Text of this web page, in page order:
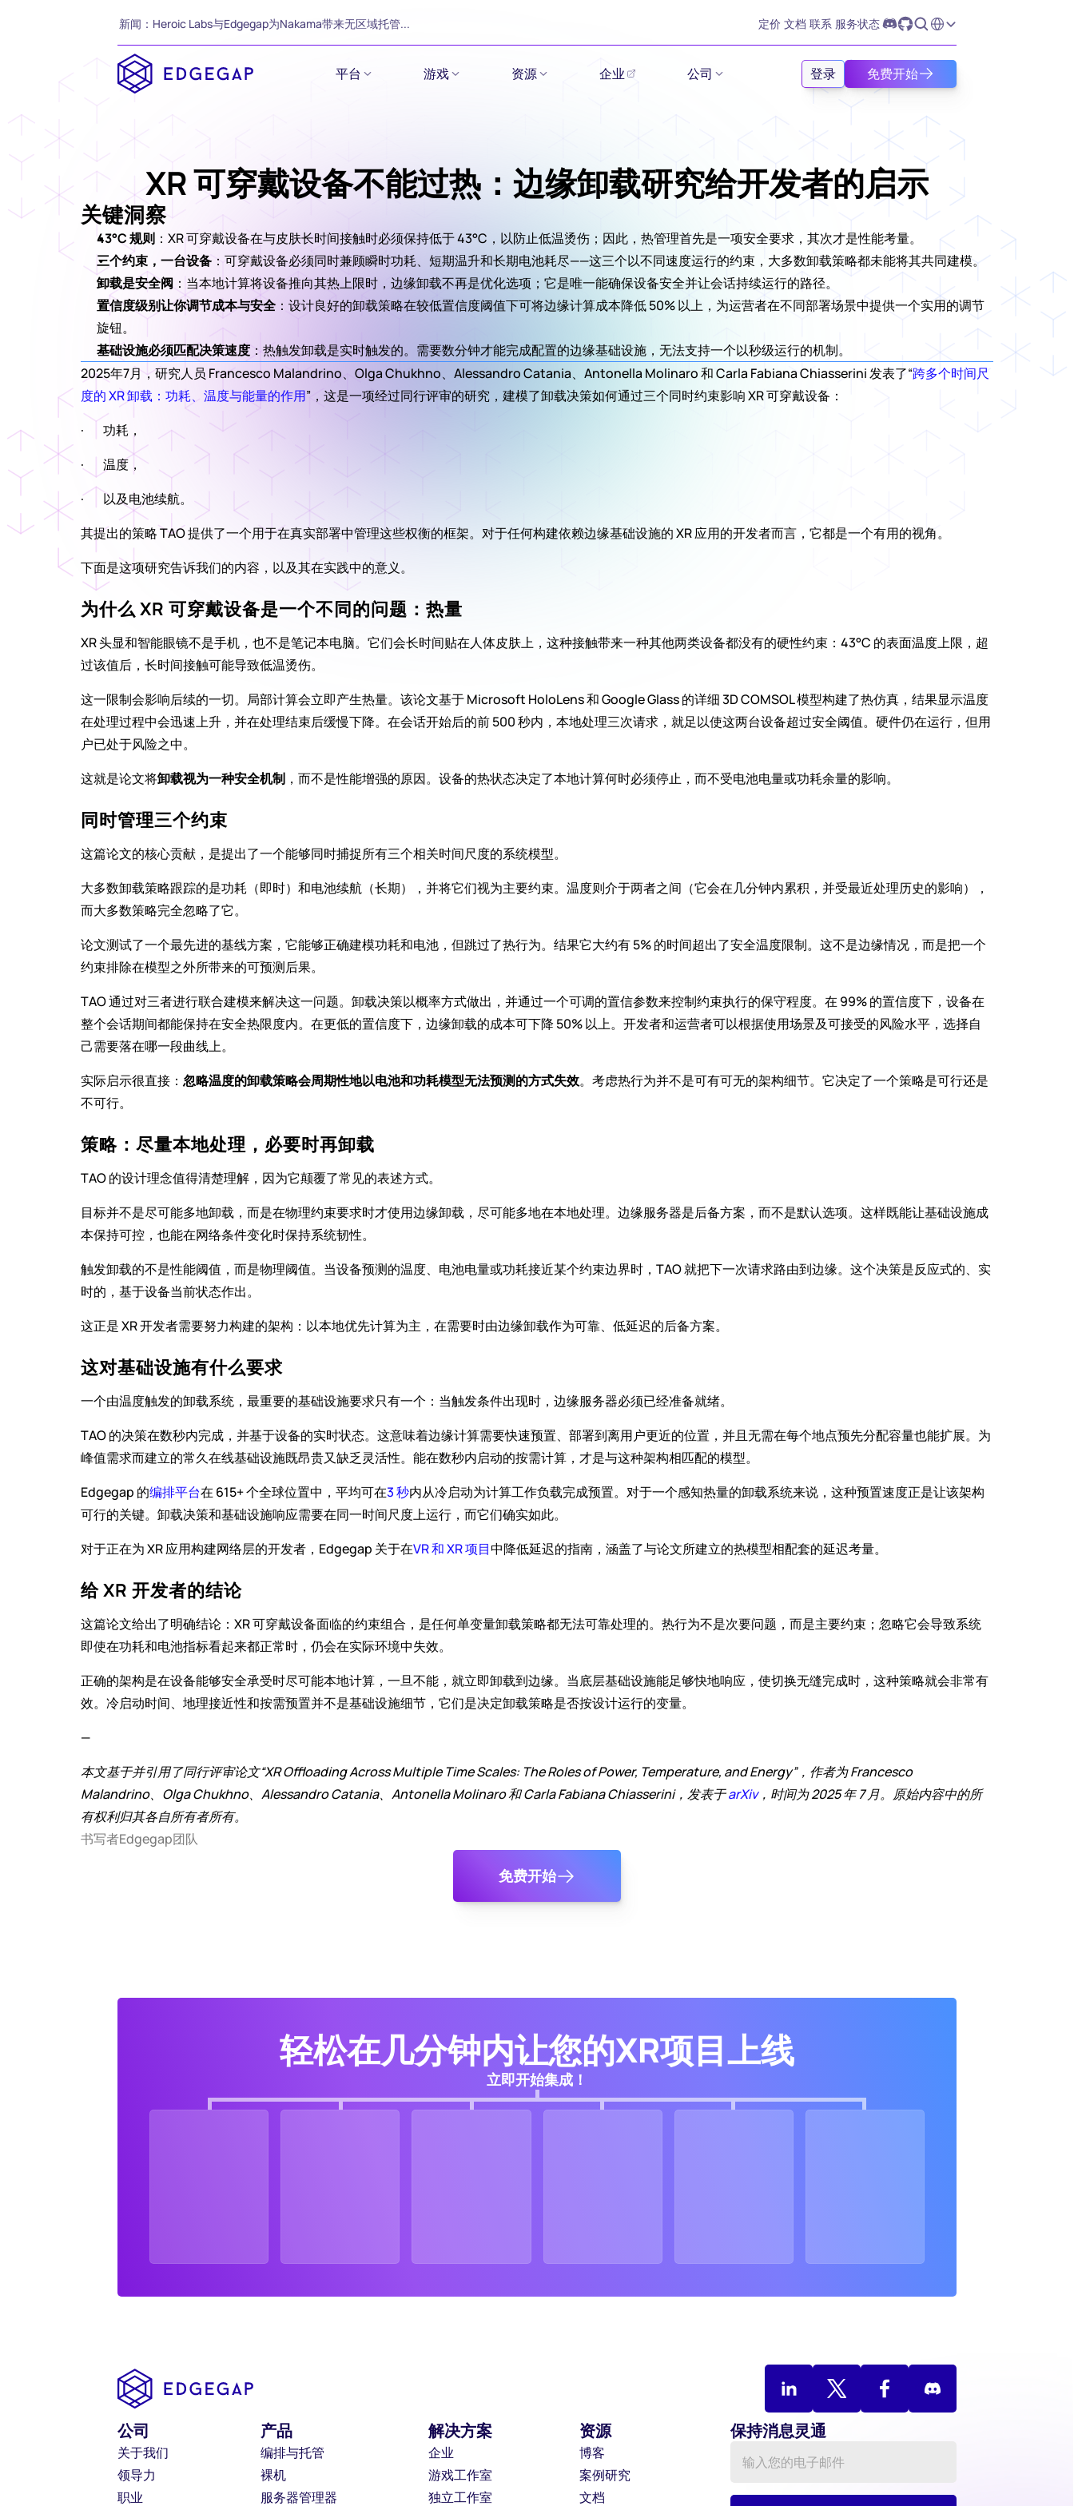
新闻：Heroic Labs与Edgegap为Nakama带来无区域托管... 定价 文档 联系 服务状态 Select Language
平台 游戏 资源 企业 公司 登录 免费开始
XR 可穿戴设备不能过热：边缘卸载研究给开发者的启示
关键洞察
43°C 规则：XR 可穿戴设备在与皮肤长时间接触时必须保持低于 43°C，以防止低温烫伤；因此，热管理首先是一项安全要求，其次才是性能考量。
三个约束，一台设备：可穿戴设备必须同时兼顾瞬时功耗、短期温升和长期电池耗尽——这三个以不同速度运行的约束，大多数卸载策略都未能将其共同建模。
卸载是安全阀：当本地计算将设备推向其热上限时，边缘卸载不再是优化选项；它是唯一能确保设备安全并让会话持续运行的路径。
置信度级别让你调节成本与安全：设计良好的卸载策略在较低置信度阈值下可将边缘计算成本降低 50% 以上，为运营者在不同部署场景中提供一个实用的调节
旋钮。
基础设施必须匹配决策速度：热触发卸载是实时触发的。需要数分钟才能完成配置的边缘基础设施，无法支持一个以秒级运行的机制。
2025年7月，研究人员 Francesco Malandrino、Olga Chukhno、Alessandro Catania、Antonella Molinaro 和 Carla Fabiana Chiasserini 发表了“跨多个时间尺
度的 XR 卸载：功耗、温度与能量的作用”，这是一项经过同行评审的研究，建模了卸载决策如何通过三个同时约束影响 XR 可穿戴设备：
·        功耗，
·        温度，
·        以及电池续航。
其提出的策略 TAO 提供了一个用于在真实部署中管理这些权衡的框架。对于任何构建依赖边缘基础设施的 XR 应用的开发者而言，它都是一个有用的视角。
下面是这项研究告诉我们的内容，以及其在实践中的意义。
为什么 XR 可穿戴设备是一个不同的问题：热量
XR 头显和智能眼镜不是手机，也不是笔记本电脑。它们会长时间贴在人体皮肤上，这种接触带来一种其他两类设备都没有的硬性约束：43°C 的表面温度上限，超
过该值后，长时间接触可能导致低温烫伤。
这一限制会影响后续的一切。局部计算会立即产生热量。该论文基于 Microsoft HoloLens 和 Google Glass 的详细 3D COMSOL 模型构建了热仿真，结果显示温度
在处理过程中会迅速上升，并在处理结束后缓慢下降。在会话开始后的前 500 秒内，本地处理三次请求，就足以使这两台设备超过安全阈值。硬件仍在运行，但用
户已处于风险之中。
这就是论文将卸载视为一种安全机制，而不是性能增强的原因。设备的热状态决定了本地计算何时必须停止，而不受电池电量或功耗余量的影响。
同时管理三个约束
这篇论文的核心贡献，是提出了一个能够同时捕捉所有三个相关时间尺度的系统模型。
大多数卸载策略跟踪的是功耗（即时）和电池续航（长期），并将它们视为主要约束。温度则介于两者之间（它会在几分钟内累积，并受最近处理历史的影响），
而大多数策略完全忽略了它。
论文测试了一个最先进的基线方案，它能够正确建模功耗和电池，但跳过了热行为。结果它大约有 5% 的时间超出了安全温度限制。这不是边缘情况，而是把一个
约束排除在模型之外所带来的可预测后果。
TAO 通过对三者进行联合建模来解决这一问题。卸载决策以概率方式做出，并通过一个可调的置信参数来控制约束执行的保守程度。在 99% 的置信度下，设备在
整个会话期间都能保持在安全热限度内。在更低的置信度下，边缘卸载的成本可下降 50% 以上。开发者和运营者可以根据使用场景及可接受的风险水平，选择自
己需要落在哪一段曲线上。
实际启示很直接： 忽略温度的卸载策略会周期性地以电池和功耗模型无法预测的方式失效。考虑热行为并不是可有可无的架构细节。它决定了一个策略是可行还是
不可行。
策略：尽量本地处理，必要时再卸载
TAO 的设计理念值得清楚理解，因为它颠覆了常见的表述方式。
目标并不是尽可能多地卸载，而是在物理约束要求时才使用边缘卸载，尽可能多地在本地处理。边缘服务器是后备方案，而不是默认选项。这样既能让基础设施成
本保持可控，也能在网络条件变化时保持系统韧性。
触发卸载的不是性能阈值，而是物理阈值。当设备预测的温度、电池电量或功耗接近某个约束边界时，TAO 就把下一次请求路由到边缘。这个决策是反应式的、实
时的，基于设备当前状态作出。
这正是 XR 开发者需要努力构建的架构：以本地优先计算为主，在需要时由边缘卸载作为可靠、低延迟的后备方案。
这对基础设施有什么要求
一个由温度触发的卸载系统，最重要的基础设施要求只有一个：当触发条件出现时，边缘服务器必须已经准备就绪。
TAO 的决策在数秒内完成，并基于设备的实时状态。这意味着边缘计算需要快速预置、部署到离用户更近的位置，并且无需在每个地点预先分配容量也能扩展。为
峰值需求而建立的常久在线基础设施既昂贵又缺乏灵活性。能在数秒内启动的按需计算，才是与这种架构相匹配的模型。
Edgegap 的编排平台在 615+ 个全球位置中，平均可在3 秒内从冷启动为计算工作负载完成预置。对于一个感知热量的卸载系统来说，这种预置速度正是让该架构
可行的关键。卸载决策和基础设施响应需要在同一时间尺度上运行，而它们确实如此。
对于正在为 XR 应用构建网络层的开发者，Edgegap 关于在VR 和 XR 项目中降低延迟的指南，涵盖了与论文所建立的热模型相配套的延迟考量。
给 XR 开发者的结论
这篇论文给出了明确结论：XR 可穿戴设备面临的约束组合，是任何单变量卸载策略都无法可靠处理的。热行为不是次要问题，而是主要约束；忽略它会导致系统
即使在功耗和电池指标看起来都正常时，仍会在实际环境中失效。
正确的架构是在设备能够安全承受时尽可能本地计算，一旦不能，就立即卸载到边缘。当底层基础设施能足够快地响应，使切换无缝完成时，这种策略就会非常有
效。冷启动时间、地理接近性和按需预置并不是基础设施细节，它们是决定卸载策略是否按设计运行的变量。
—
本文基于并引用了同行评审论文“XR Offloading Across Multiple Time Scales: The Roles of Power, Temperature, and Energy”，作者为 Francesco
Malandrino、Olga Chukhno、Alessandro Catania、Antonella Molinaro 和 Carla Fabiana Chiasserini，发表于 arXiv，时间为 2025 年 7 月。原始内容中的所
有权利归其各自所有者所有。
书写者Edgegap团队
免费开始
轻松在几分钟内让您的XR项目上线
立即开始集成！
公司
关于我们
领导力
职业
产品
编排与托管
裸机
服务器管理器
解决方案
企业
游戏工作室
独立工作室
资源
博客
案例研究
文档
保持消息灵通